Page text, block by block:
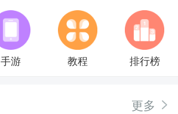
手游 教程 排行榜
更多